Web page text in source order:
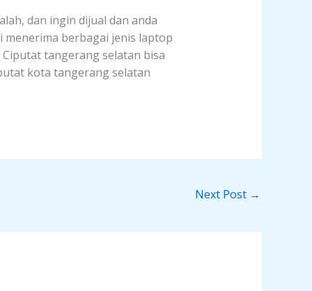
dan ingin dijual dan anda
menerima berbagai jenis laptop
Ciputat tangerang selatan bisa
kota tangerang selatan
Next Post →